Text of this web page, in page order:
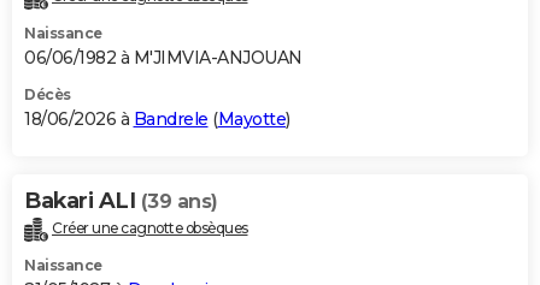
Naissance
06/06/1982 à M'JIMVIA-ANJOUAN
Décès
18/06/2026 à Bandrele (Mayotte)
Bakari ALI (39 ans)
Créer une cagnotte obsèques
Naissance